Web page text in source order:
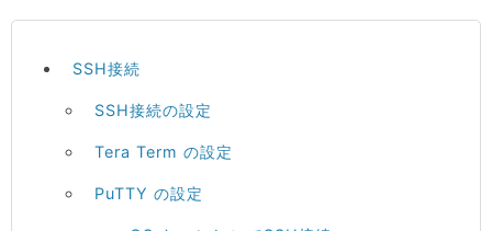
SSH接続
SSH接続の設定
Tera Term の設定
PuTTY の設定